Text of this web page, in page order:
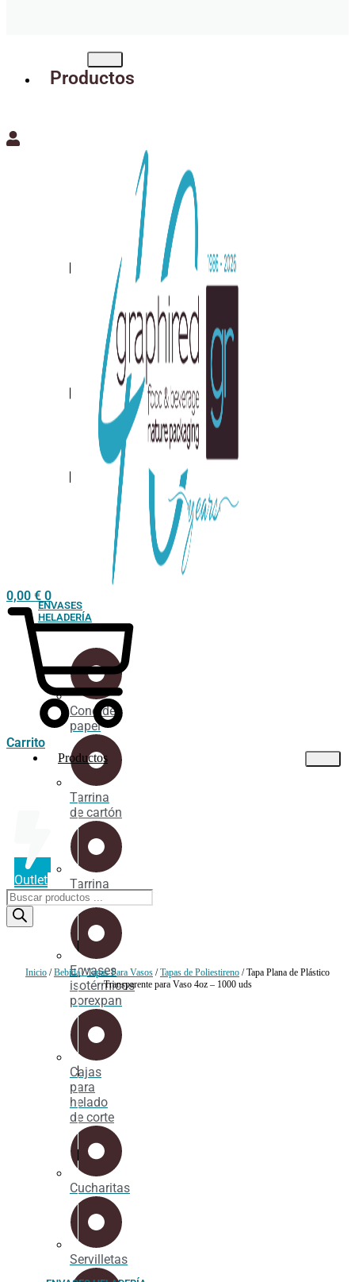
Productos
ENVASES
HELADERÍA
Cono de
papel
Tarrina
de cartón
Tarrina
industrial
Envases
isotérmicos
porexpan
Cajas
para
helado
de corte
Cucharitas
Servilletas
0,00 € 0
Carrito
Productos
Outlet
Búsqueda
de
productos
Inicio /Bebida/Tapas Para Vasos /Tapas de Poliestireno / Tapa Plana de Plástico
Transparente para Vaso 4oz – 1000 uds